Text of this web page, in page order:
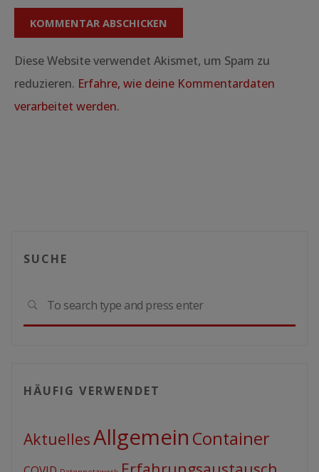
Diese Website verwendet Akismet, um Spam zu
reduzieren. Erfahre, wie deine Kommentardaten
verarbeitet werden.
SUCHE
SEARCH
HÄUFIG VERWENDET
AktuellesAllgemein Container